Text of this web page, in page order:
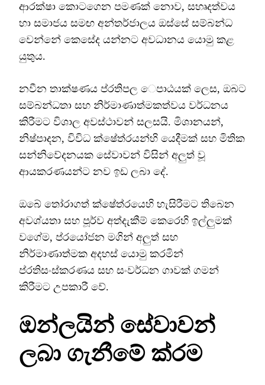
ආරක්ෂා කොටගෙන පමණක් නොව, සහෘදත්වය
හා සමාජය සමඟ අන්තර්ජාලය ඔස්සේ සම්බන්ධ
වෙන්නේ කෙසේද යන්නට අවධානය යොමු කළ
යුතුය.
නවීන තාක්ෂණය ප්රතිපල ෙපාඨයක් ලෙස, ඔබට
සම්බන්ධතා සහ නිර්මාණාත්මකත්වය වර්ධනය
කිරීමට විශාල අවස්ථාවන් සලසයි. මිශානයන්,
නිෂ්පාදන, විවිධ ක්ෂේත්රයන්හි යෙදීමක් සහ මිතික
සන්නිවේදනයක සේවාවන් විසින් අලුත් වූ
ආයකරණයන්ට නව ඉඩ ලබා දේ.
ඔබේ තෝරාගත් ක්ෂේත්රයෙහි හැසිරීමට තිබෙන
අවශ්යතා සහ පූර්ව අත්දැකීම් කෙරෙහි ඉල්ලුමක්
වගේම, ප්රයෝජන මගින් අලුත් සහ
නිර්මාණාත්මක අදහස් යොමු කරමින්
ප්රතිසංස්කරණය සහ සංවර්ධන ගාවක් ගමන්
කිරීමට උපකාරී වේ.
ඔන්ලයින් සේවාවන්
ලබා ගැනීමේ ක්රම